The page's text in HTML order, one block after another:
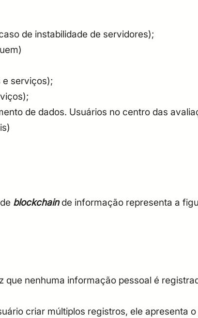
de instabilidade de servidores);
e serviços);
de dados. Usuários no centro das
blockchainde informação representa a
que nenhuma informação pessoal é
criar múltiplos registros, ele apresenta o